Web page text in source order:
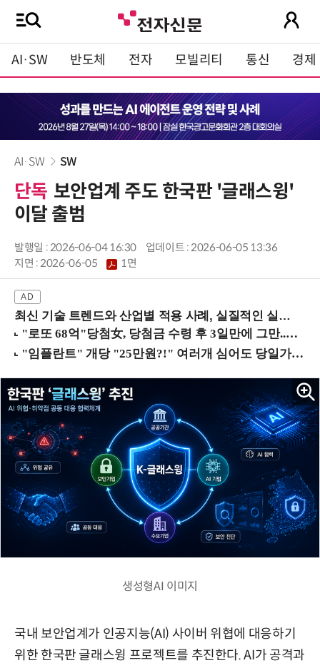
AI·SW 반도체 전자 모빌리티 통신 경제
AI·SW SW
단독 보안업계 주도 한국판 '글래스윙'
이달 출범
발행일 : 2026-06-04 16:30
업데이트 : 2026-06-05 13:36
지면 :2026-06-05 1면
최신 기술 트렌드와 산업별 적용 사례, 실질적인 실행 전략을 공유 (9/18 양재역)
생성형AI 이미지
국내 보안업계가 인공지능(AI) 사이버 위협에 대응하기
위한 한국판 글래스윙 프로젝트를 추진한다. AI가 공격과